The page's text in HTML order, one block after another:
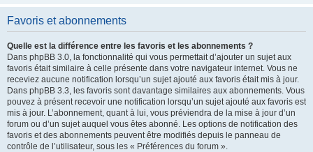
Favoris et abonnements
Quelle est la différence entre les favoris et les abonnements ?
Dans phpBB 3.0, la fonctionnalité qui vous permettait d’ajouter un sujet aux
favoris était similaire à celle présente dans votre navigateur internet. Vous ne
receviez aucune notification lorsqu’un sujet ajouté aux favoris était mis à jour.
Dans phpBB 3.3, les favoris sont davantage similaires aux abonnements. Vous
pouvez à présent recevoir une notification lorsqu’un sujet ajouté aux favoris est
mis à jour. L’abonnement, quant à lui, vous préviendra de la mise à jour d’un
forum ou d’un sujet auquel vous êtes abonné. Les options de notification des
favoris et des abonnements peuvent être modifiés depuis le panneau de
contrôle de l’utilisateur, sous les « Préférences du forum ».